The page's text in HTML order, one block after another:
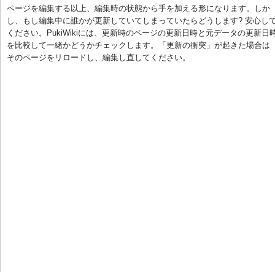
ページを編集する以上、編集時の状態から手を加える形になります。しか
し、もし編集中に誰かが更新していてしまっていたらどうします? 安心し
ください。PukiWikiには、更新時のページの更新日時と元データの更新日
を比較して一緒かどうかチェックします。「更新の衝突」が起きた場合は
そのページをリロードし、編集し直してください。